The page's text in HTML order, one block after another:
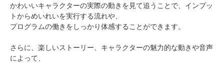
かわいいキャラクターの実際の動きを見て追うことで、インプッ
トからめいれいを実行する流れや、
プログラムの働きをしっかり体感することができます。
さらに、楽しいストーリー、キャラクターの魅力的な動きや音声
によって、